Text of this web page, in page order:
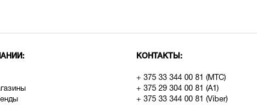
КОНТАКТЫ:
+ 375 33 344 00 81 (МТС)
+ 375 29 304 00 81 (A1)
+ 375 33 344 00 81 (Viber)